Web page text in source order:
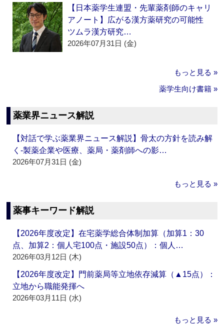
【日本薬学生連盟・先輩薬剤師のキャリ
アノート】広がる漢方薬研究の可能性
ツムラ漢方研究…
2026年07月31日 (金)
もっと見る »
薬学生向け書籍 »
薬業界ニュース解説
【対話で学ぶ薬業界ニュース解説】骨太の方針を読み解
く‐製薬企業や医療、薬局・薬剤師への影…
2026年07月31日 (金)
もっと見る »
薬事キーワード解説
【2026年度改定】在宅薬学総合体制加算（加算1：30
点、加算2：個人宅100点・施設50点）：個人…
2026年03月12日 (木)
【2026年度改定】門前薬局等立地依存減算（▲15点）：
立地から職能発揮へ
2026年03月11日 (水)
もっと見る »